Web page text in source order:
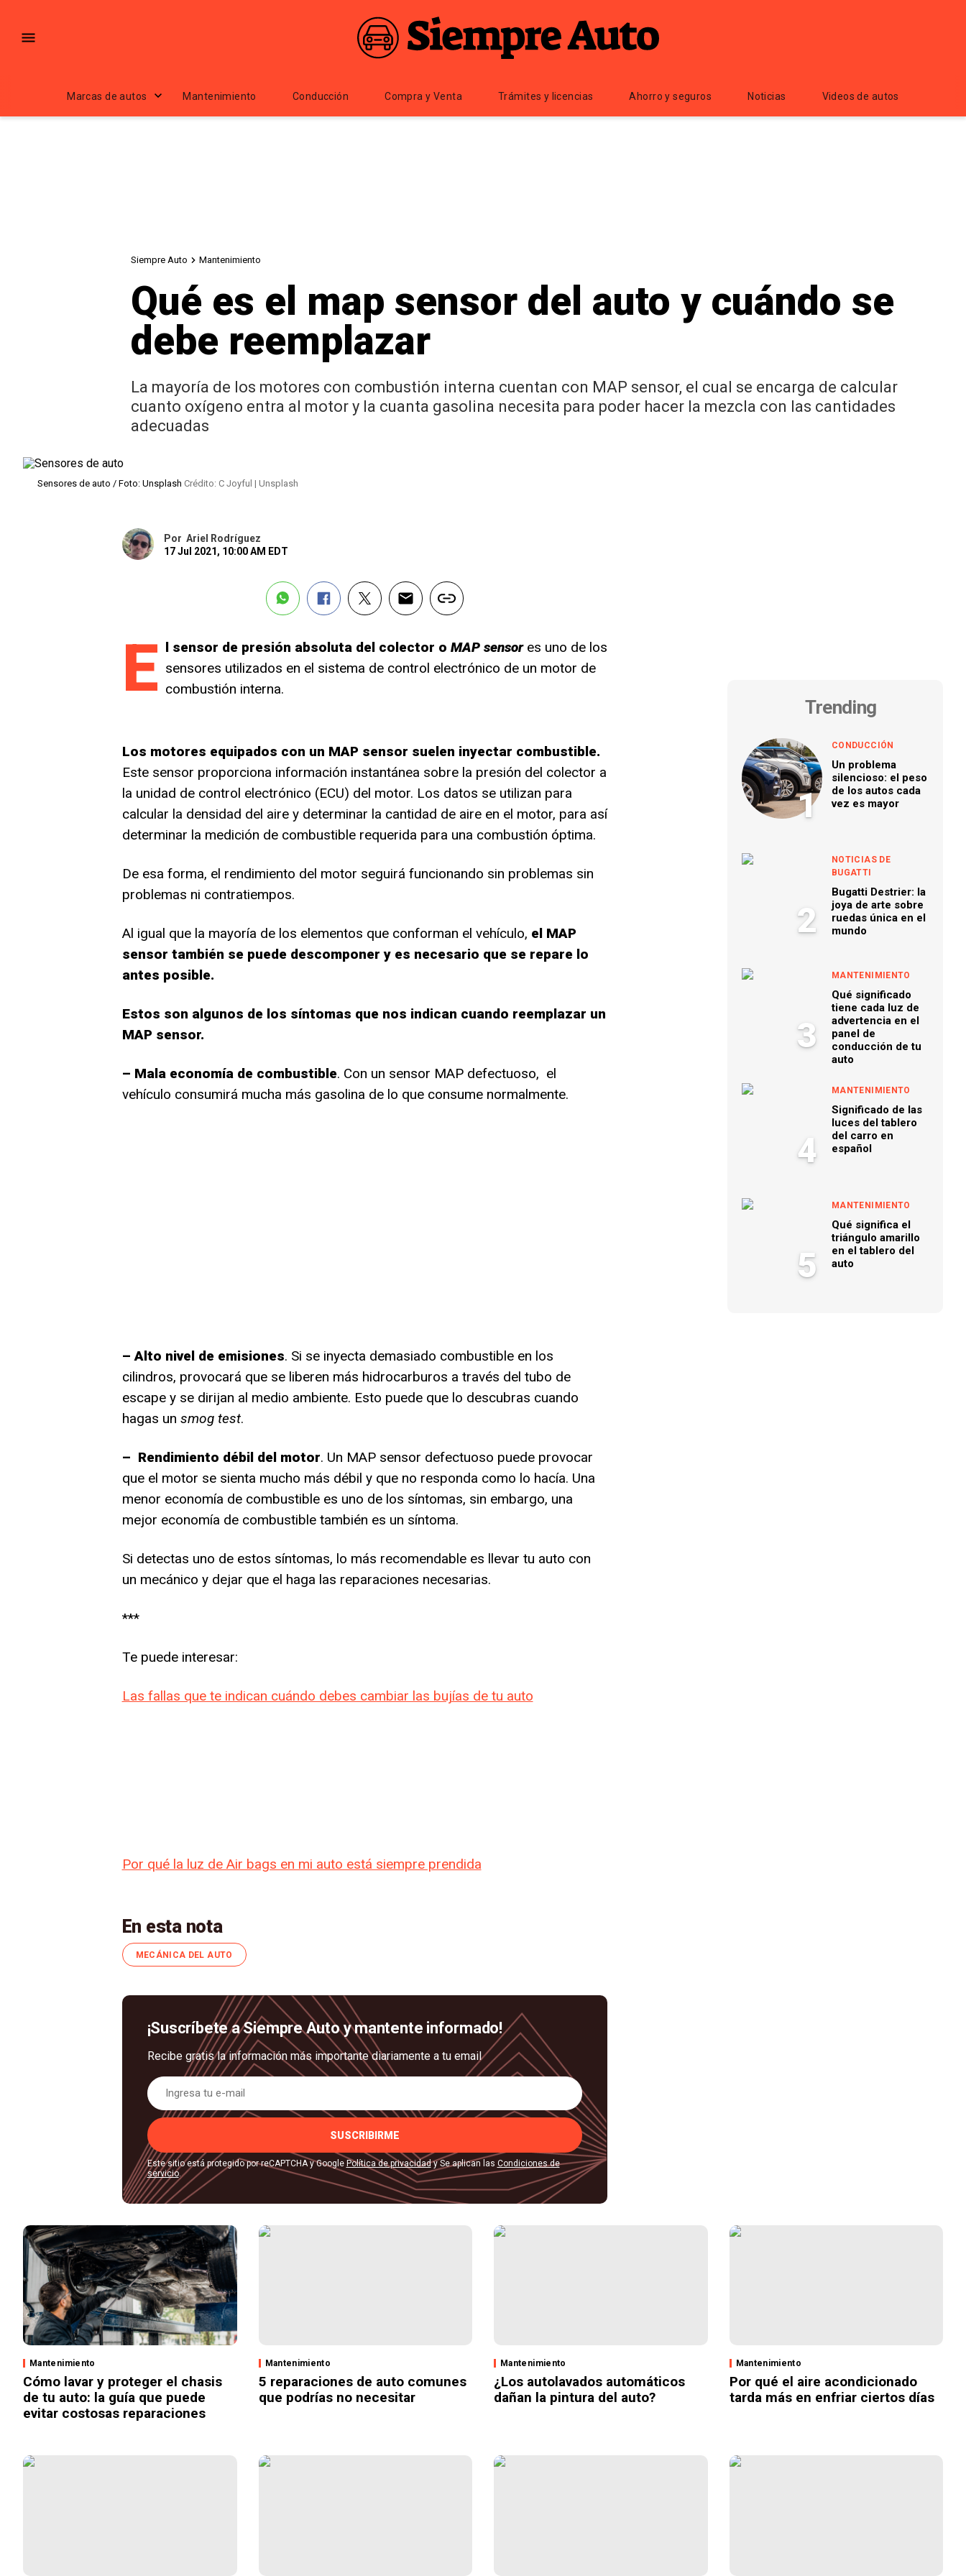
Marcas de autos Mantenimiento Conducción Compra y Venta Trámites y licencias Ahorro y seguros Noticias Videos de autos
Siempre Auto Mantenimiento
Qué es el map sensor del auto y cuándo se
debe reemplazar
La mayoría de los motores con combustión interna cuentan con MAP sensor, el cual se encarga de calcular
cuanto oxígeno entra al motor y la cuanta gasolina necesita para poder hacer la mezcla con las cantidades
adecuadas
Sensores de auto / Foto: Unsplash Crédito: C Joyful | Unsplash
Por Ariel Rodríguez
17 Jul 2021, 10:00 AM EDT
E l sensor de presión absoluta del colector o MAP sensores uno de los
sensores utilizados en el sistema de control electrónico de un motor de
combustión interna.
Los motores equipados con un MAP sensor suelen inyectar combustible.
Este sensor proporciona información instantánea sobre la presión del colector a
la unidad de control electrónico (ECU) del motor. Los datos se utilizan para
calcular la densidad del aire y determinar la cantidad de aire en el motor, para así
determinar la medición de combustible requerida para una combustión óptima.
De esa forma, el rendimiento del motor seguirá funcionando sin problemas sin
problemas ni contratiempos.
Al igual que la mayoría de los elementos que conforman el vehículo, el MAP
sensor también se puede descomponer y es necesario que se repare lo
antes posible.
Estos son algunos de los síntomas que nos indican cuando reemplazar un
MAP sensor.
– Mala economía de combustible. Con un sensor MAP defectuoso, el
vehículo consumirá mucha más gasolina de lo que consume normalmente.
– Alto nivel de emisiones. Si se inyecta demasiado combustible en los
cilindros, provocará que se liberen más hidrocarburos a través del tubo de
escape y se dirijan al medio ambiente. Esto puede que lo descubras cuando
hagas un smog test.
– Rendimiento débil del motor. Un MAP sensor defectuoso puede provocar
que el motor se sienta mucho más débil y que no responda como lo hacía. Una
menor economía de combustible es uno de los síntomas, sin embargo, una
mejor economía de combustible también es un síntoma.
Si detectas uno de estos síntomas, lo más recomendable es llevar tu auto con
un mecánico y dejar que el haga las reparaciones necesarias.
***
Te puede interesar:
Las fallas que te indican cuándo debes cambiar las bujías de tu auto
Por qué la luz de Air bags en mi auto está siempre prendida
En esta nota
MECÁNICA DEL AUTO
¡Suscríbete a Siempre Auto y mantente informado!
Recibe gratis la información más importante diariamente a tu email
SUSCRIBIRME
Este sitio está protegido por reCAPTCHA y Google Política de privacidady Se aplican las Condiciones de
servicio.
Trending
1
CONDUCCIÓN
Un problema
silencioso: el peso
de los autos cada
vez es mayor
2
NOTICIAS DE
BUGATTI
Bugatti Destrier: la
joya de arte sobre
ruedas única en el
mundo
3
MANTENIMIENTO
Qué significado
tiene cada luz de
advertencia en el
panel de
conducción de tu
auto
4
MANTENIMIENTO
Significado de las
luces del tablero
del carro en
español
5
MANTENIMIENTO
Qué significa el
triángulo amarillo
en el tablero del
auto
Mantenimiento
Cómo lavar y proteger el chasis
de tu auto: la guía que puede
evitar costosas reparaciones
Mantenimiento
5 reparaciones de auto comunes
que podrías no necesitar
Mantenimiento
¿Los autolavados automáticos
dañan la pintura del auto?
Mantenimiento
Por qué el aire acondicionado
tarda más en enfriar ciertos días